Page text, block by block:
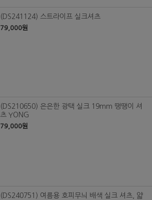
(DS241124) 스트라이프 실크셔츠
79,000원
(DS210650) 은은한 광택 실크 19mm 땡땡이 셔
츠 YONG
79,000원
(DS240751) 여름용 호피무늬 배색 실크 셔츠, 얇